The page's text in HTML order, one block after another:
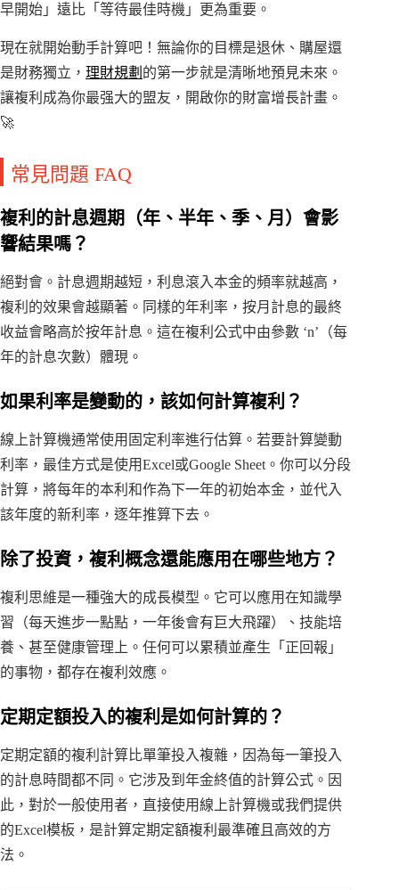
早開始」遠比「等待最佳時機」更為重要。
現在就開始動手計算吧！無論你的目標是退休、購屋還
是財務獨立， 理財規劃 的第一步就是清晰地預見未來。
讓複利成為你最强大的盟友，開啟你的財富增長計畫。
🚀
常見問題 FAQ
複利的計息週期（年、半年、季、月）會影
響結果嗎？
絕對會。計息週期越短，利息滾入本金的頻率就越高，
複利的效果會越顯著。同樣的年利率，按月計息的最終
收益會略高於按年計息。這在複利公式中由參數 ‘n’（每
年的計息次數）體現。
如果利率是變動的，該如何計算複利？
線上計算機通常使用固定利率進行估算。若要計算變動
利率，最佳方式是使用Excel或Google Sheet。你可以分段
計算，將每年的本利和作為下一年的初始本金，並代入
該年度的新利率，逐年推算下去。
除了投資，複利概念還能應用在哪些地方？
複利思維是一種強大的成長模型。它可以應用在知識學
習（每天進步一點點，一年後會有巨大飛躍）、技能培
養、甚至健康管理上。任何可以累積並產生「正回報」
的事物，都存在複利效應。
定期定額投入的複利是如何計算的？
定期定額的複利計算比單筆投入複雜，因為每一筆投入
的計息時間都不同。它涉及到年金終值的計算公式。因
此，對於一般使用者，直接使用線上計算機或我們提供
的Excel模板，是計算定期定額複利最準確且高效的方
法。